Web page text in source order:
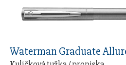
Waterman Graduate